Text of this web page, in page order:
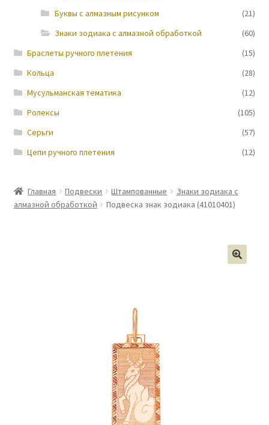
Буквы с алмазным рисунком
(21)
Знаки зодиака с алмазной обработкой
(60)
Браслеты ручного плетения
(15)
Кольца
(28)
Мусульманская тематика
(12)
Ролексы
(105)
Серьги
(57)
Цепи ручного плетения
(12)
Главная Подвески Штампованные
Знаки зодиака с
алмазной обработкой
Подвеска знак зодиака (41010401)